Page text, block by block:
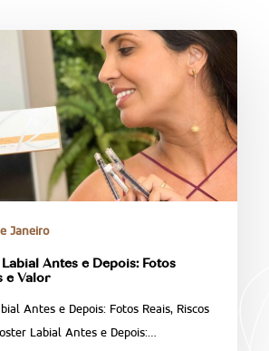
Janeiro
Antes e Depois: Fotos
e Valor
Antes e Depois: Fotos Reais, Riscos
Labial Antes e Depois:…